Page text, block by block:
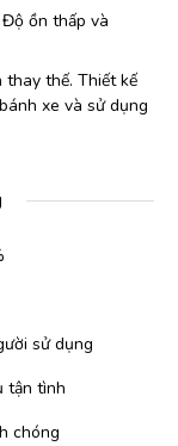
ồn thấp và
thay thế. Thiết kế
xe và sử dụng
sử dụng
tận tình
chóng